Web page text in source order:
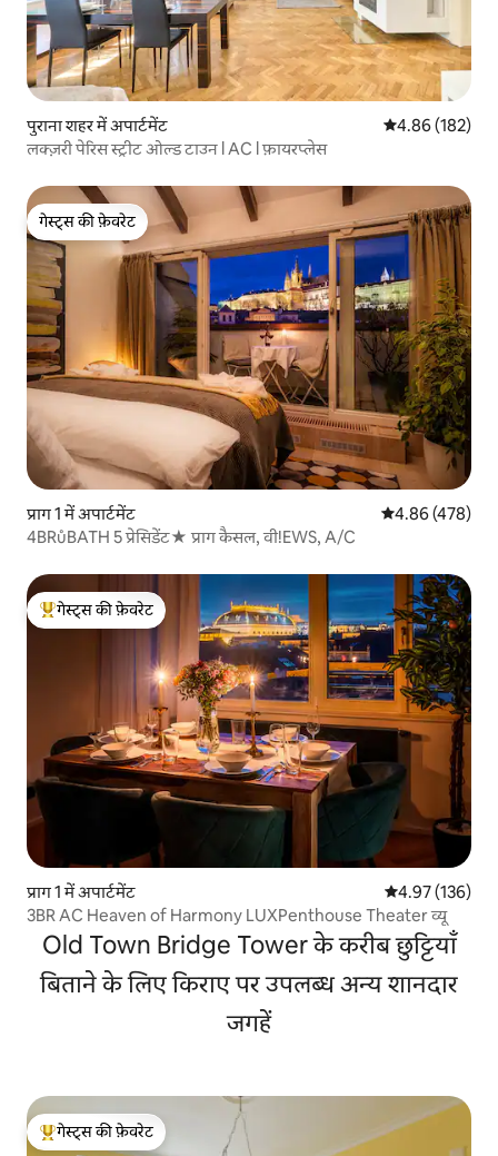
पुराना शहर में अपार्टमेंट औसत रेटिंग 5 में से
4.86 (182)
लक्ज़री पेरिस स्ट्रीट ओल्ड टाउन l AC l फ़ायरप्लेस
गेस्ट्स की फ़ेवरेट
गेस्ट्स की फ़ेवरेट
प्राग 1 में अपार्टमेंट औसत रेटिंग 5 में से
4.86 (478)
4BRůBATH 5 प्रेसिडेंट★ प्राग कैसल, वी!EWS, A/C
गेस्ट्स का टॉप फ़ेवरेट
गेस्ट्स की फ़ेवरेट
प्राग 1 में अपार्टमेंट औसत रेटिंग 5 में से
4.97 (136)
3BR AC Heaven of Harmony LUXPenthouse Theater व्यू
Old Town Bridge Tower के करीब छुट्टियाँ
बिताने के लिए किराए पर उपलब्ध अन्य शानदार
जगहें
गेस्ट्स का टॉप फ़ेवरेट
गेस्ट्स की फ़ेवरेट